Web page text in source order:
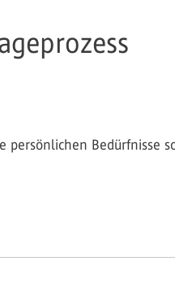
Bedürfnisse